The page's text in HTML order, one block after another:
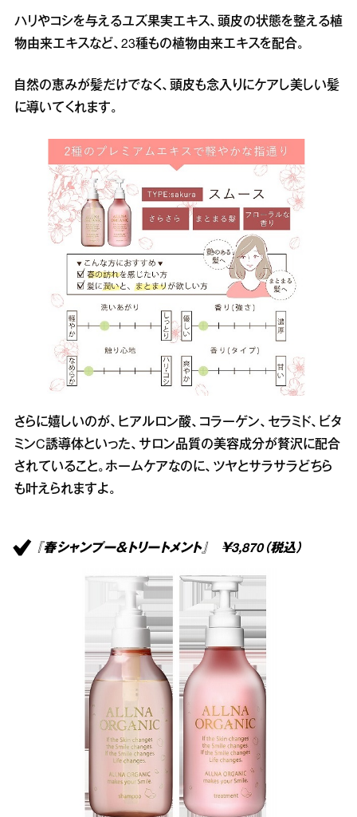
ハリやコシを与えるユズ果実エキス、頭皮の状態を整える植
物由来エキスなど、23種もの植物由来エキスを配合。
自然の恵みが髪だけでなく、頭皮も念入りにケアし美しい髪
に導いてくれます。
さらに嬉しいのが、ヒアルロン酸、コラーゲン、セラミド、ビタ
ミンC誘導体といった、サロン品質の美容成分が贅沢に配合
されていること。ホームケアなのに、ツヤとサラサラどちら
も叶えられますよ。
『春シャンプー＆トリートメント』 ￥3,870（税込）